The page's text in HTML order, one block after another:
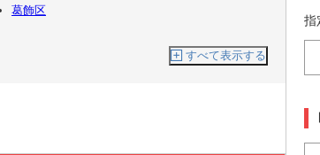
葛飾区
すべて表示する
指